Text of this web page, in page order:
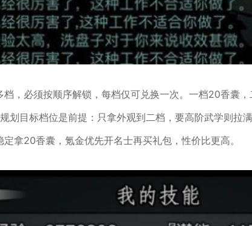
档，必须按顺序解锁，每档仅可兑换一次。一档20香囊
划目标档位是前提：只拿外观到二档，要高阶武学则拉
拿20香囊，氪金优先开名士再买礼包，性价比更高。